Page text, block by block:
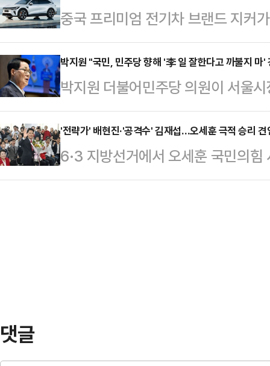
보행 동선과 교통 흐름을 정리했다.
은 "몰려있지 마…
태에 대한 책임을 통감하면서 저 역
다"고 말했다.노 위원장은 "투표 참
은 관심과 적극적인 의사표시를 투
관리에 대한 국민의 신뢰를 훼손하
는 상황에 중앙선거관리위원장으…
중국 프리미엄 전기차 브랜드 지커
국 시장 공식 진입을 알렸다. BYD
키운 데 이어, 이번에는 지리자동차
를 정면으로 겨냥하고 나선 셈이다.
와 판교·일산·인천·수원, 대전, 부
사전 예약을 시작했다고 밝혔다.지
이스리프트 버전이 투입되는 모델
59…
박지원 "국민, 민주당 향해 '李 일 잘한다고 까불지 마'
박지원 더불어민주당 의원이 서울
민주당에 '이재명 대통령 일 잘한다
다.박 의원은 5일 페이스북을 통해
하지 못한 것은 정치적 패배이자 쓰
었다.이어 "'윤어게인'에 찬성하지
'전략가' 배현진·'공격수' 김재섭…오세훈 극적 승리
6·3 지방선거에서 오세훈 국민의
리를 거둔 가운데 선거 과정에서 자
댓글